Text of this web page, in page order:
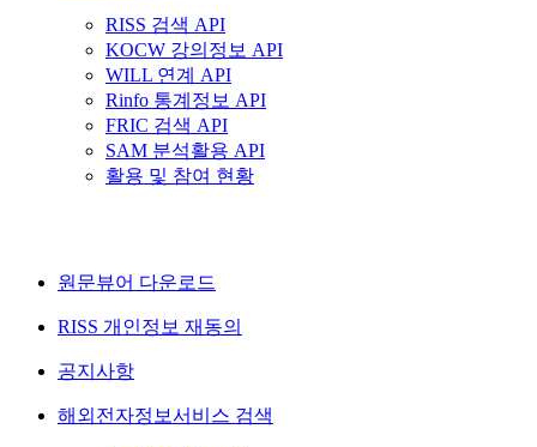
RISS 검색 API
KOCW 강의정보 API
WILL 연계 API
Rinfo 통계정보 API
FRIC 검색 API
SAM 분석활용 API
활용 및 참여 현황
원문뷰어 다운로드
RISS 개인정보 재동의
공지사항
해외전자정보서비스 검색